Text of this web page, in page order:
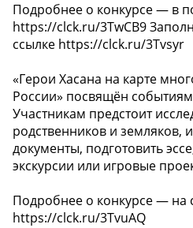
Подробнее о конкурсе — в
https://clck.ru/3TwCB9
ссылке https://clck.ru/3Tvsyr
«Герои Хасана на карте
России» посвящён событиям
Участникам предстоит
родственников и земляков,
документы, подготовить
экскурсии или игровые
Подробнее о конкурсе — на
https://clck.ru/3TvuAQ